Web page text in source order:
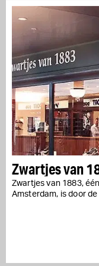
Zwartjes van
Zwartjes van 1883,
Amsterdam, is door